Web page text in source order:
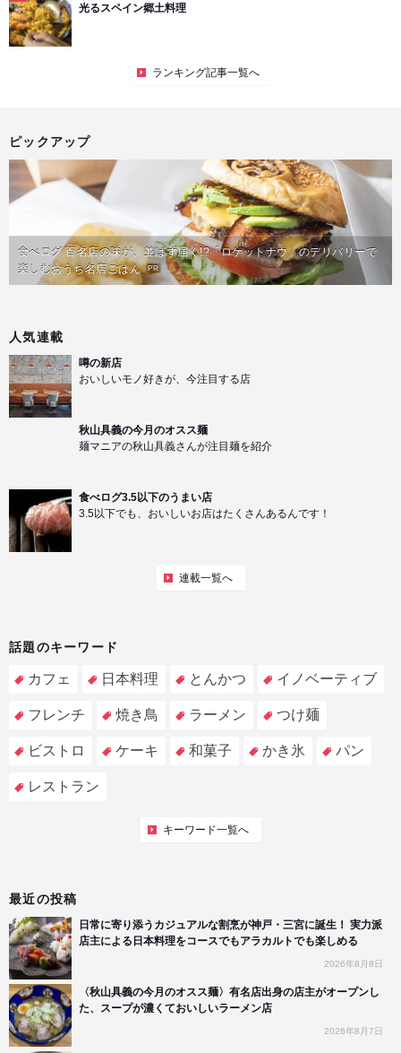
光るスペイン郷土料理
ランキング記事一覧へ
ピックアップ
食べログ 百名店の味が、並ばず届く!?「ロケットナウ」のデリバリーで
楽しむおうち名店ごはん PR
人気連載
噂の新店
おいしいモノ好きが、今注目する店
秋山具義の今月のオスス麺
麺マニアの秋山具義さんが注目麺を紹介
食べログ3.5以下のうまい店
3.5以下でも、おいしいお店はたくさんあるんです！
連載一覧へ
話題のキーワード
カフェ 日本料理 とんかつ イノベーティブ
フレンチ 焼き鳥 ラーメン つけ麺
ビストロ ケーキ 和菓子 かき氷 パン
レストラン
キーワード一覧へ
最近の投稿
日常に寄り添うカジュアルな割烹が神戸・三宮に誕生！ 実力派
店主による日本料理をコースでもアラカルトでも楽しめる
2026年8月8日
〈秋山具義の今月のオスス麺〉有名店出身の店主がオープンし
た、スープが濃くておいしいラーメン店
2026年8月7日